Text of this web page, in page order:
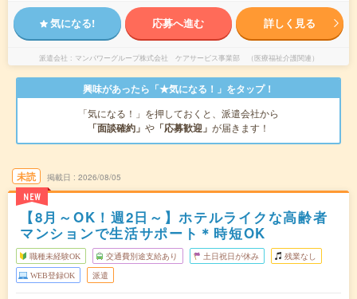
気になる! 応募へ進む 詳しく見る
派遣会社 マンパワーグループ株式会社 ケアサービス事業部 （医療福祉介護関連）
興味があったら「★気になる！」をタップ！
「気になる！」を押しておくと、派遣会社から
「面談確約」 や 「応募歓迎」 が届きます！
未読
NEW
掲載日 2026/08/05
【8月～OK！週2日～】ホテルライクな高齢者
マンションで生活サポート＊時短OK
職種未経験OK 交通費別途支給あり 土日祝日が休み 残業なし
WEB登録OK 派遣